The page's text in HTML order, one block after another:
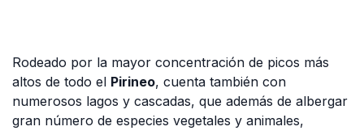
Rodeado por la mayor concentración de picos más
altos de todo el Pirineo, cuenta también con
numerosos lagos y cascadas, que además de albergar
gran número de especies vegetales y animales,